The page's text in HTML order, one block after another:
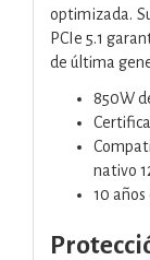
optimizada.
PCIe 5.1
de última
850W
nativo
10